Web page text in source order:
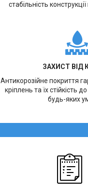
стабільність
ЗАХИСТ ВІД
Антикорозійне покриття
кріплень та їх стійкість
будь-яких